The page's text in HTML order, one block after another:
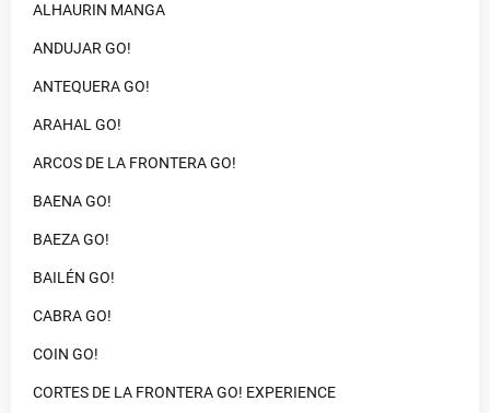
ALHAURIN MANGA
ANDUJAR GO!
ANTEQUERA GO!
ARAHAL GO!
ARCOS DE LA FRONTERA GO!
BAENA GO!
BAEZA GO!
BAILÉN GO!
CABRA GO!
COIN GO!
CORTES DE LA FRONTERA GO! EXPERIENCE